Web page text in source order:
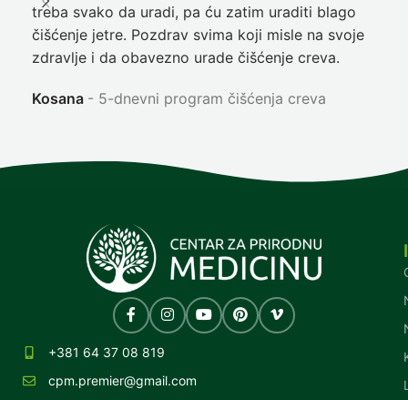
treba svako da uradi, pa ću zatim uraditi blago
čišćenje jetre. Pozdrav svima koji misle na svoje
zdravlje i da obavezno urade čišćenje creva.
Kosana 5-dnevni program čišćenja creva
+381 64 37 08 819
cpm.premier@gmail.com